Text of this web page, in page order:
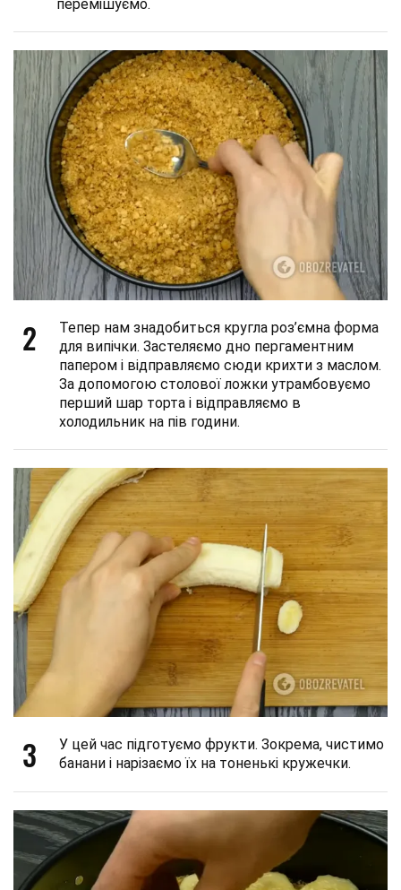
перемішуємо.
2
Тепер нам знадобиться кругла роз’ємна форма
для випічки. Застеляємо дно пергаментним
папером і відправляємо сюди крихти з маслом.
За допомогою столової ложки утрамбовуємо
перший шар торта і відправляємо в
холодильник на пів години.
3
У цей час підготуємо фрукти. Зокрема, чистимо
банани і нарізаємо їх на тоненькі кружечки.